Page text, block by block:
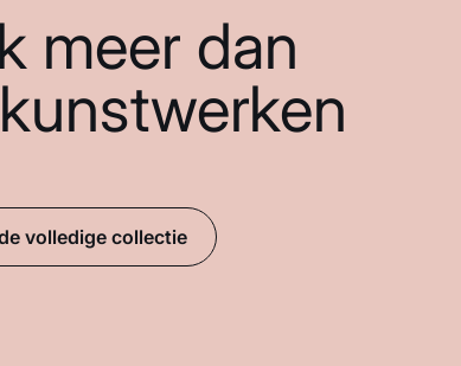
meer dan
volledige collectie